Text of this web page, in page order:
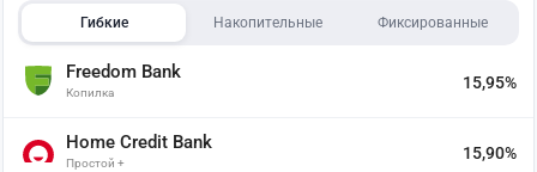
Гибкие Накопительные Фиксированные
Freedom Bank
Копилка
15,95%
Home Credit Bank
Простой +
15,90%